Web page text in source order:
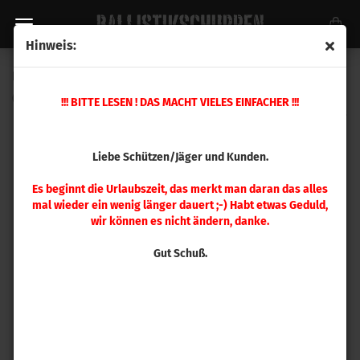
Hinweis:
!!! BITTE LESEN ! DAS MACHT VIELES EINFACHER !!!
Liebe Schützen/Jäger und Kunden.
Es beginnt die Urlaubszeit, das merkt man daran das alles
mal wieder ein wenig länger dauert ;-) Habt etwas Geduld,
wir können es nicht ändern, danke.
Gut Schuß.
65656551)